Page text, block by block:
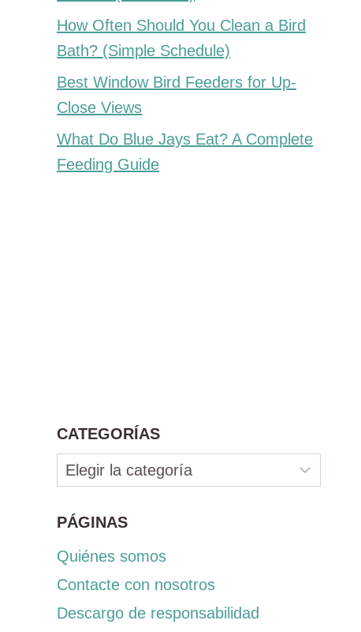
How Often Should You Clean a Bird
Bath? (Simple Schedule)
Best Window Bird Feeders for Up-
Close Views
What Do Blue Jays Eat? A Complete
Feeding Guide
CATEGORÍAS
Categorías
PÁGINAS
Quiénes somos
Contacte con nosotros
Descargo de responsabilidad